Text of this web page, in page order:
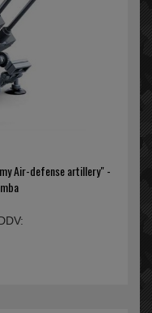
Air-defense artillery" -